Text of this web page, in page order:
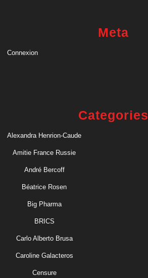
Meta
Connexion
Categories
Alexandra Henrion-Caude
Amitie France Russie
André Bercoff
Béatrice Rosen
Big Pharma
BRICS
Carlo Alberto Brusa
Caroline Galacteros
Censure